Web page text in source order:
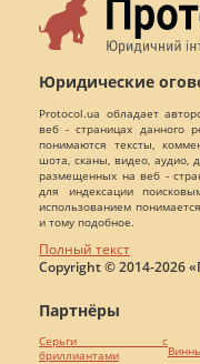
Юридические
Protocol.ua обладает
веб - страницах данного
понимаются тексты,
шота, сканы, видео, аудио,
размещенных на веб -
для индексации
использованием
и тому подобное.
Полный текст
Copyright © 2014-2026
Партнёры
Серьги с
бриллиантами